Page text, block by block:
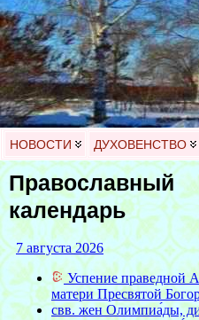
НОВОСТИ ДУХОВЕНСТВО
Православный
календарь